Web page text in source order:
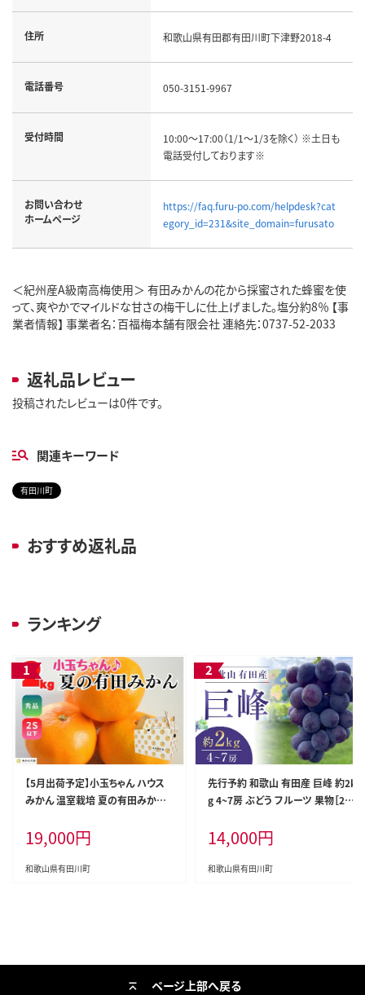
住所 和歌山県有田郡有田川町下津野2018-4
電話番号 050-3151-9967
受付時間
10:00～17:00（1/1～1/3を除く） ※土日も
電話受付しております※
お問い合わせ
ホームページ
https://faq.furu-po.com/helpdesk?cat
egory_id=231&site_domain=furusato
＜紀州産A級南高梅使用＞ 有田みかんの花から採蜜された蜂蜜を使
って、爽やかでマイルドな甘さの梅干しに仕上げました。塩分約8％ 【事
業者情報】 事業者名：百福梅本舗有限会社 連絡先：0737-52-2033
返礼品レビュー
投稿されたレビューは0件です。
関連キーワード
有田川町
おすすめ返礼品
ランキング
【5月出荷予定】小玉ちゃん ハウス
みかん 温室栽培 夏の有田みかん 2
地直送 みかんの会
19,000円
和歌山県有田川町
先行予約 和歌山 有田産 巨峰 約2k
g 4~7房 ぶどう フルーツ 果物［20
14,000円
和歌山県有田川町
ページ上部へ戻る